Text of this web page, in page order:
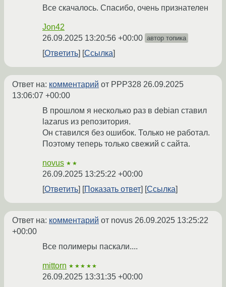
Все скачалось. Спасибо, очень признателен
Jon42
26.09.2025 13:20:56 +00:00 автор топика
Ответить Ссылка
Ответ на: комментарий от PPP328 26.09.2025
13:06:07 +00:00
В прошлом я несколько раз в debian ставил
lazarus из репозитория.
Он ставился без ошибок. Только не работал.
Поэтому теперь только свежий с сайта.
novus ★★
26.09.2025 13:25:22 +00:00
Ответить
Показать ответ Ссылка
Ответ на: комментарий от novus 26.09.2025 13:25:22
+00:00
Все полимеры паскали....
mittorn ★★★★★
26.09.2025 13:31:35 +00:00